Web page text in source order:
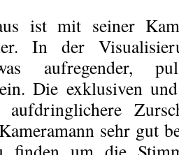
ist mit seiner
In der
aufregender,
Die exklusiven
sehr gut